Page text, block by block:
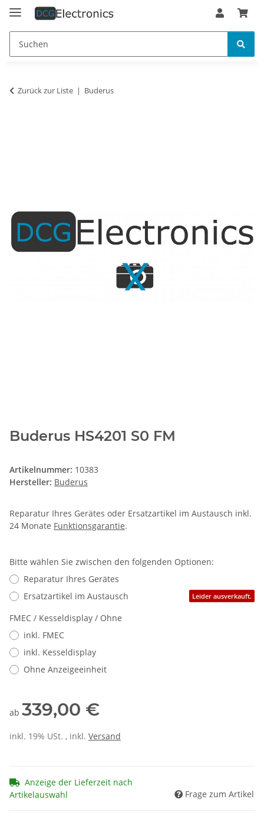
Zurück zur Liste Buderus
Buderus HS4201 S0 FM
Artikelnummer: 10383
Hersteller: Buderus
Reparatur Ihres Gerätes oder Ersatzartikel im Austausch inkl.
24 Monate Funktionsgarantie.
Bitte wählen Sie zwischen den folgenden Optionen:
Reparatur Ihres Gerätes
Ersatzartikel im Austausch
Leider ausverkauft.
FMEC / Kesseldisplay / Ohne
inkl. FMEC
inkl. Kesseldisplay
Ohne Anzeigeeinheit
ab 339,00 €
inkl. 19% USt. , inkl. Versand
Anzeige der Lieferzeit nach
Artikelauswahl
Frage zum Artikel